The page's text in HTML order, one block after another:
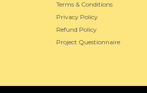
Terms & Conditions
Privacy Policy
Refund Policy
Project Questionnaire